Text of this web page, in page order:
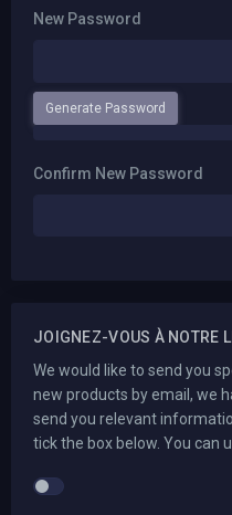
New Password
Generate Password
Confirm New Password
JOIGNEZ-VOUS À NOTRE
We would like to send you
new products by email, we
send you relevant
tick the box below. You can